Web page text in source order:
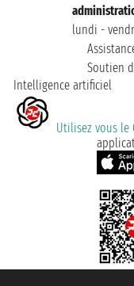
lundi -
Soutien
Intelligence artificiel
Utilisez vous le